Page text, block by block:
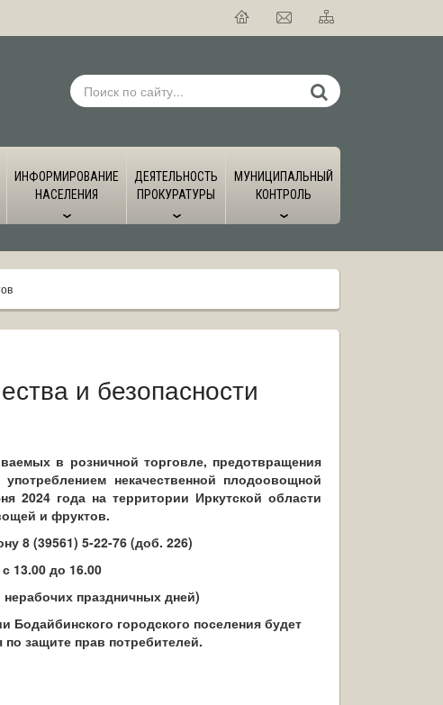
ИНФОРМИРОВАНИЕ
НАСЕЛЕНИЯ
ДЕЯТЕЛЬНОСТЬ
ПРОКУРАТУРЫ
МУНИЦИПАЛЬНЫЙ
КОНТРОЛЬ
и безопасности
в розничной торговле, предотвращения
некачественной плодоовощной
2024 года на территории Иркутской области
и фруктов.
8 (39561) 5-22-76 (доб. 226)
13.00 до 16.00
праздничных дней)
Бодайбинского городского поселения будет
защите прав потребителей.